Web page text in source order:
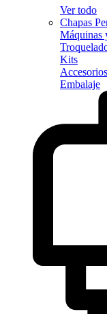
Ver todo
Chapas
Máquinas
Kits
Accesorios
Embalaje